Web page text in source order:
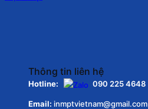
Thông tin liên hệ
Hotline: 090 225 4648
Email: inmptvietnam@gmail.com